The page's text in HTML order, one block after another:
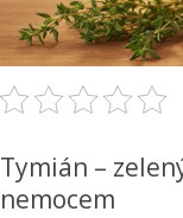
Tymián –
nemocem